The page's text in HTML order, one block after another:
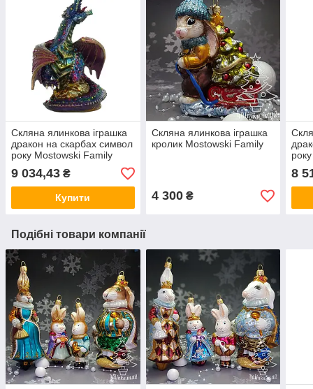
Скляна ялинкова іграшка
дракон на скарбах символ
року Mostowski Family
Дракон
9 034,43 ₴
Купити
Скляна ялинкова іграшка
кролик Mostowski Family
4 300₴
8
Подібні товари компанії